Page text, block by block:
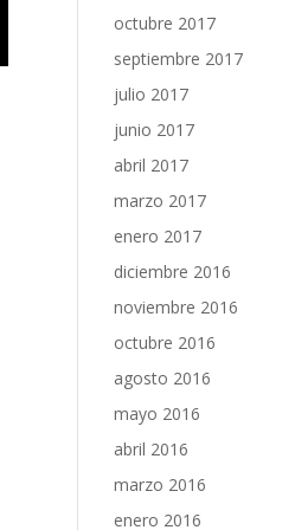
octubre 2017
septiembre 2017
julio 2017
junio 2017
abril 2017
marzo 2017
enero 2017
diciembre 2016
noviembre 2016
octubre 2016
agosto 2016
mayo 2016
abril 2016
marzo 2016
enero 2016